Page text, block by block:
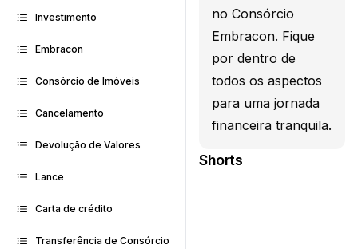
Investimento
Embracon
Consórcio de Imóveis
Cancelamento
Devolução de Valores
Lance
Carta de crédito
Transferência de Consórcio
no Consórcio
Embracon. Fique
por dentro de
todos os aspectos
para uma jornada
financeira tranquila.
Shorts